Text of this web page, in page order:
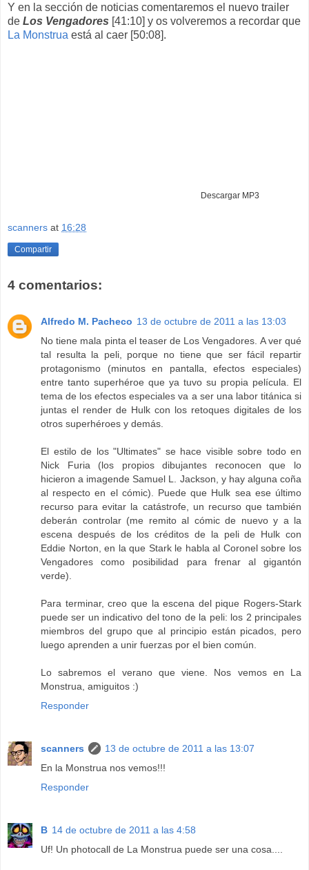
Y en la sección de noticias comentaremos el nuevo trailer
de Los Vengadores [41:10] y os volveremos a recordar que
La Monstrua está al caer [50:08].
Descargar MP3
scanners at 16:28
Compartir
4 comentarios:
Alfredo M. Pacheco 13 de octubre de 2011 a las 13:03
No tiene mala pinta el teaser de Los Vengadores. A ver qué
tal resulta la peli, porque no tiene que ser fácil repartir
protagonismo (minutos en pantalla, efectos especiales)
entre tanto superhéroe que ya tuvo su propia película. El
tema de los efectos especiales va a ser una labor titánica si
juntas el render de Hulk con los retoques digitales de los
otros superhéroes y demás.
El estilo de los "Ultimates" se hace visible sobre todo en
Nick Furia (los propios dibujantes reconocen que lo
hicieron a imagende Samuel L. Jackson, y hay alguna coña
al respecto en el cómic). Puede que Hulk sea ese último
recurso para evitar la catástrofe, un recurso que también
deberán controlar (me remito al cómic de nuevo y a la
escena después de los créditos de la peli de Hulk con
Eddie Norton, en la que Stark le habla al Coronel sobre los
Vengadores como posibilidad para frenar al gigantón
verde).
Para terminar, creo que la escena del pique Rogers-Stark
puede ser un indicativo del tono de la peli: los 2 principales
miembros del grupo que al principio están picados, pero
luego aprenden a unir fuerzas por el bien común.
Lo sabremos el verano que viene. Nos vemos en La
Monstrua, amiguitos :)
Responder
scanners
13 de octubre de 2011 a las 13:07
En la Monstrua nos vemos!!!
Responder
B 14 de octubre de 2011 a las 4:58
Uf! Un photocall de La Monstrua puede ser una cosa....